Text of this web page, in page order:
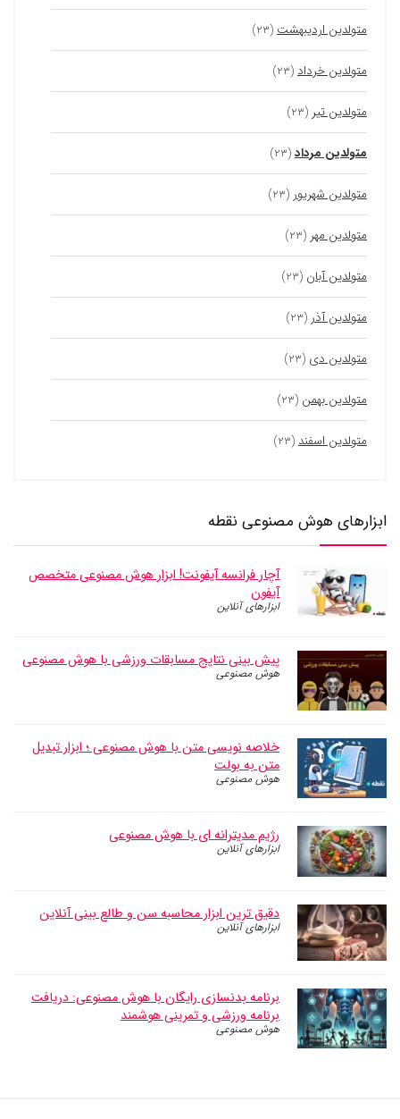
متولدین اردیبهشت (۲۳)
متولدین خرداد (۲۳)
متولدین تیر (۲۳)
متولدین مرداد (۲۳)
متولدین شهریور (۲۳)
متولدین مهر (۲۳)
متولدین آبان (۲۳)
متولدین آذر (۲۳)
متولدین دی (۲۳)
متولدین بهمن (۲۳)
متولدین اسفند (۲۳)
ابزارهای هوش مصنوعی نقطه
آچار فرانسه آیفونت! ابزار هوش مصنوعی متخصص
آیفون
ابزارهای آنلاین
پیش بینی نتایج مسابقات ورزشی با هوش مصنوعی
هوش مصنوعی
خلاصه نویسی متن با هوش مصنوعی ؛ ابزار تبدیل
متن به بولت
هوش مصنوعی
رژیم مدیترانه ای با هوش مصنوعی
ابزارهای آنلاین
دقیق ترین ابزار محاسبه سن و طالع بینی آنلاین
ابزارهای آنلاین
برنامه بدنسازی رایگان با هوش مصنوعی: دریافت
برنامه ورزشی و تمرینی هوشمند
هوش مصنوعی